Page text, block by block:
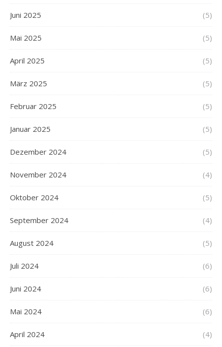
Juni 2025 (5)
Mai 2025 (5)
April 2025 (5)
März 2025 (5)
Februar 2025 (5)
Januar 2025 (5)
Dezember 2024 (5)
November 2024 (4)
Oktober 2024 (5)
September 2024 (4)
August 2024 (5)
Juli 2024 (6)
Juni 2024 (6)
Mai 2024 (6)
April 2024 (4)